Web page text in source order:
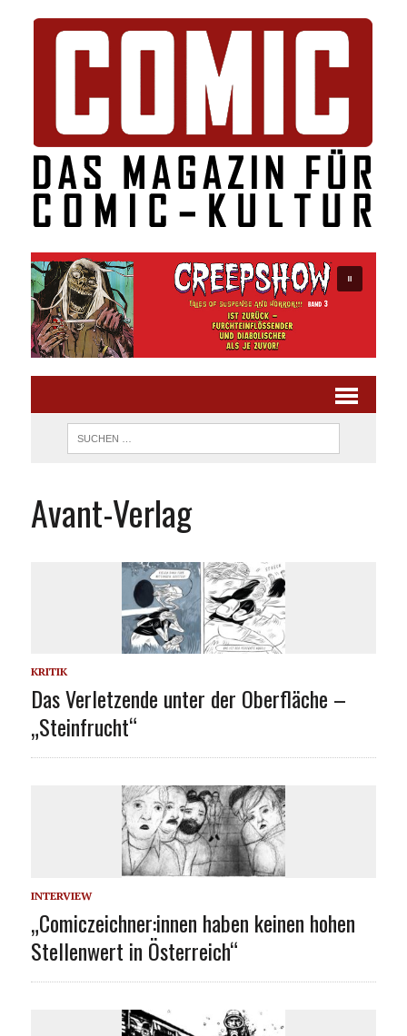
Avant-Verlag
KRITIK
Das Verletzende unter der Oberfläche –
„Steinfrucht“
INTERVIEW
„Comiczeichner:innen haben keinen hohen
Stellenwert in Österreich“